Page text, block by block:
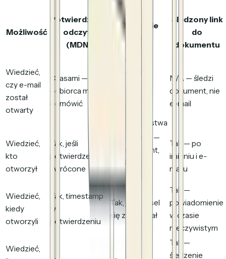
Możliwość
Potwierdzenia
odczytu
(MDN)
Śledzenie
Śledzony link
do
dokumentu
Wiedzieć,
czy e-mail
został
otwarty
Czasami —
odbiorca może
odmówić
Czasami —
blokowane
bezpieczeństwa
N/A — śledzi
dokument, nie
e-mail
Wiedzieć,
kto
otworzył
Tak, jeśli
potwierdzenie
zwrócone
Przybliżone —
IP/user agent,
maskowane
przez proxy
Tak — po
imieniu i e-
mailu
Wiedzieć,
kiedy
otworzyli
Tak, timestamp
w
potwierdzeniu
Tak, jeśli piksel
się załadował
Tak —
powiadomienie
w czasie
rzeczywistym
Wiedzieć,
Tak —
śledzenie